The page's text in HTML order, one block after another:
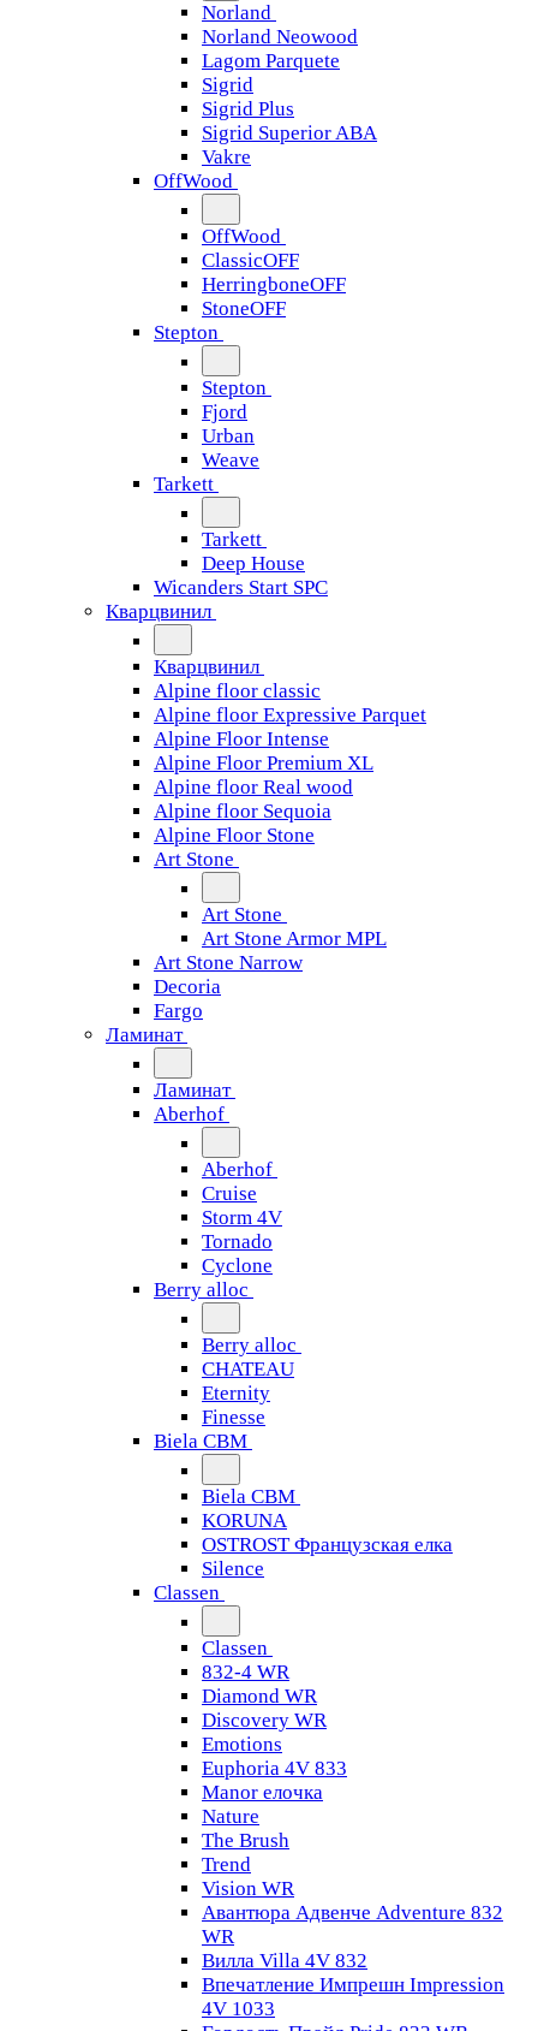
Norland
Norland Neowood
Lagom Parquete
Sigrid
Sigrid Plus
Sigrid Superior ABA
Vakre
OffWood
OffWood
ClassicOFF
HerringboneOFF
StoneOFF
Stepton
Stepton
Fjord
Urban
Weave
Tarkett
Tarkett
Deep House
Wicanders Start SPC
Кварцвинил
Кварцвинил
Alpine floor classic
Alpine floor Expressive Parquet
Alpine Floor Intense
Alpine Floor Premium XL
Alpine floor Real wood
Alpine floor Sequoia
Alpine Floor Stone
Art Stone
Art Stone
Art Stone Armor MPL
Art Stone Narrow
Decoria
Fargo
Ламинат
Ламинат
Aberhof
Aberhof
Cruise
Storm 4V
Tornado
Сyclone
Berry alloc
Berry alloc
CHATEAU
Eternity
Finesse
Biela CBM
Biela CBM
KORUNA
OSTROST Французская елка
Silence
Classen
Classen
832-4 WR
Diamond WR
Discovery WR
Emotions
Euphoria 4V 833
Manor елочка
Nature
The Brush
Trend
Vision WR
Авантюра Адвенче Adventure 832
WR
Вилла Villa 4V 832
Впечатление Импрешн Impression
4V 1033